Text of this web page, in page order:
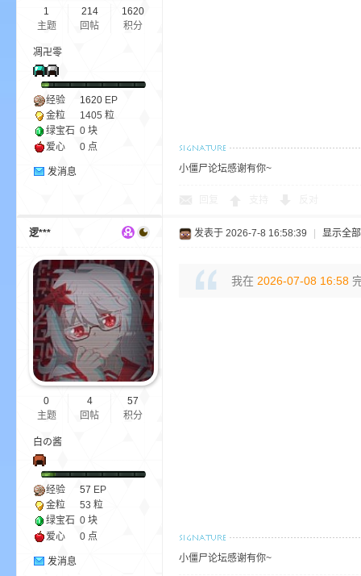
1
主题
214
回帖
1620
积分
凋卍零
经验 1620 EP
金粒
1405 粒
绿宝石 0 块
爱心
0 点
发消息 小僵尸论坛感谢有你~
逻***
0
主题
4
回帖
57
积分
白の酱
经验 57 EP
金粒
53 粒
绿宝石 0 块
爱心
0 点
发消息
发表于 2026-7-8 16:58:39 显示全
我在 2026-07-08 16:58
小僵尸论坛感谢有你~